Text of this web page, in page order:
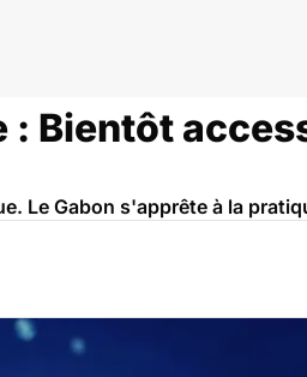
Bientôt
Le Gabon s'apprête à la